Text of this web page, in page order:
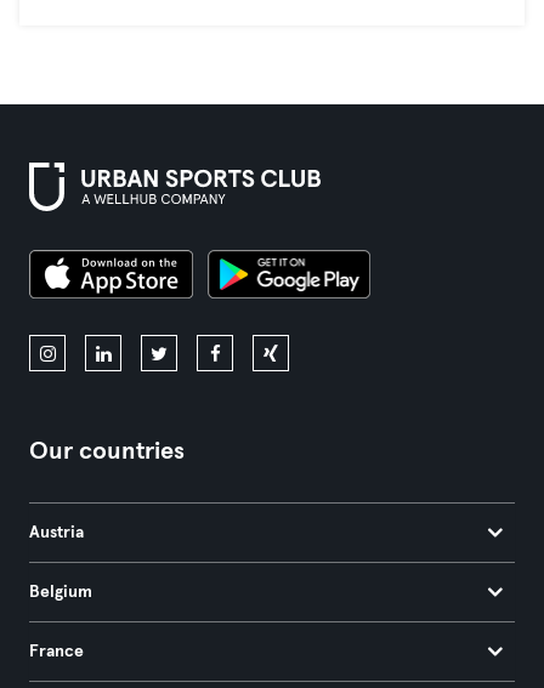
Our countries
Austria
Belgium
France